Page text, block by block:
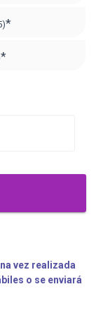
*
*
vez realizada
o se enviará